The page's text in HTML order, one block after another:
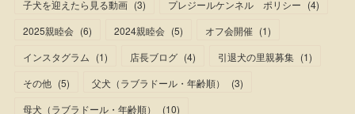
子犬を迎えたら見る動画 (3) プレジールケンネル ポリシー (4)
2025親睦会 (6) 2024親睦会 (5) オフ会開催 (1)
インスタグラム (1) 店長ブログ (4) 引退犬の里親募集 (1)
その他 (5) 父犬（ラブラドール・年齢順） (3)
母犬（ラブラドール・年齢順）
(10)